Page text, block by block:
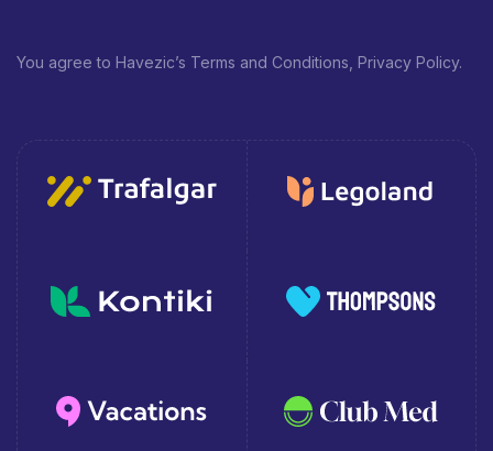
You agree to Havezic’s Terms and Conditions, Privacy Policy.